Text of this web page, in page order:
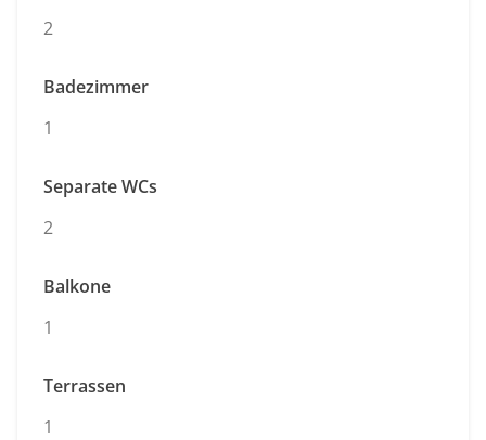
2
Badezimmer
1
Separate WCs
2
Balkone
1
Terrassen
1